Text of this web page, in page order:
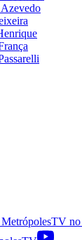
MetrópolesTV no